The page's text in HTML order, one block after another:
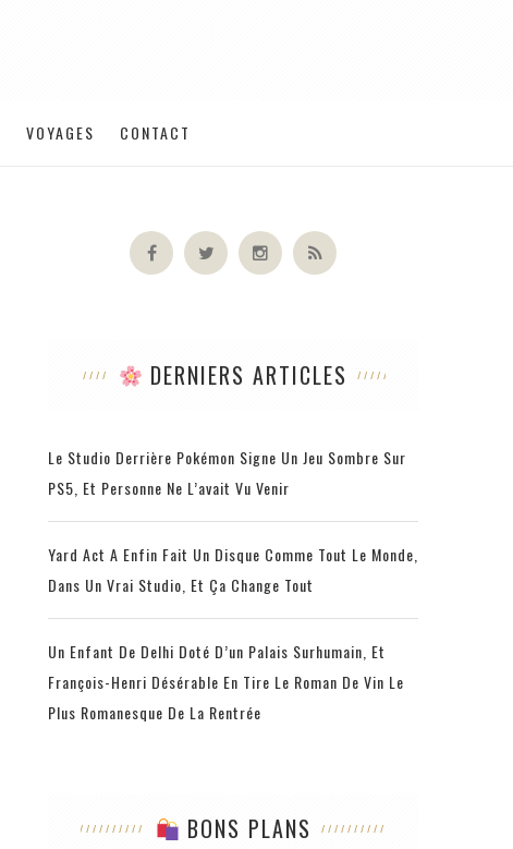
VOYAGES CONTACT
DERNIERS ARTICLES
Le Studio Derrière Pokémon Signe Un Jeu Sombre Sur
PS5, Et Personne Ne L’avait Vu Venir
Yard Act A Enfin Fait Un Disque Comme Tout Le Monde,
Dans Un Vrai Studio, Et Ça Change Tout
Un Enfant De Delhi Doté D’un Palais Surhumain, Et
François-Henri Désérable En Tire Le Roman De Vin Le
Plus Romanesque De La Rentrée
BONS PLANS